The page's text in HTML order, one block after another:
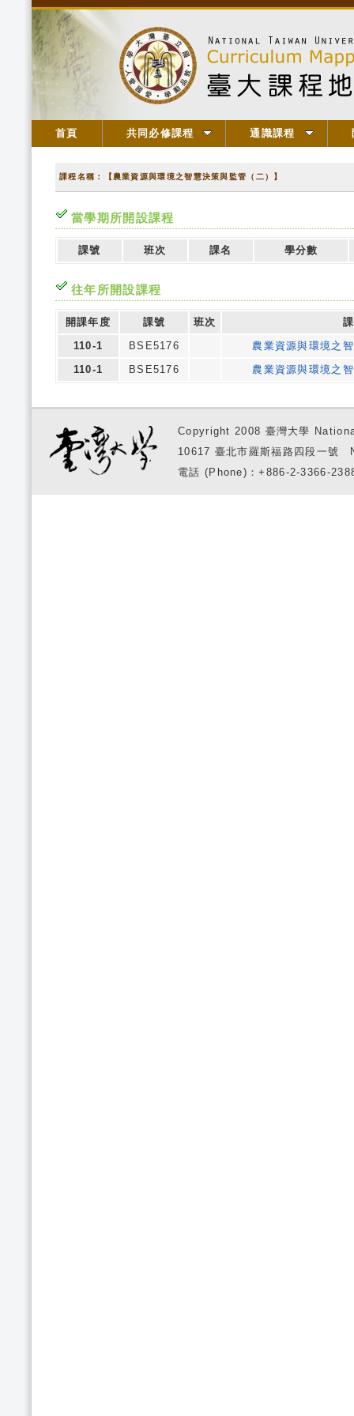
首頁 共同必修課程 通識課程
課程名稱：【農業資源與環境之智慧決策與監管（二）】
當學期所開設課程
課號 班次 課名 學分數
往年所開設課程
開課年度 課號 班次
110-1
BSE5176
農業資源與環境之
110-1
BSE5176 農業資源與環境之
Copyright 2008 臺灣大學
10617 臺北市羅斯福路四段一
電話 (Phone)：+886-2-3366-